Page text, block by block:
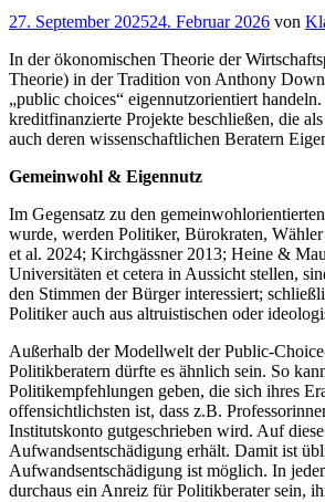
Veröffentlicht
27. September 202524. Februar 2026 von
In der ökonomischen Theorie der
Theorie) in der Tradition von Anthony
„public choices“ eigennutzorientiert
kreditfinanzierte Projekte beschließen, die
auch deren wissenschaftlichen Beratern
Gemeinwohl & Eigennutz
Im Gegensatz zu den
wurde, werden Politiker, Bürokraten,
et al. 2024; Kirchgässner 2013; Heine &
Universitäten et cetera in Aussicht stellen,
den Stimmen der Bürger interessiert;
Politiker auch aus altruistischen oder
Außerhalb der Modellwelt der Public-
Politikberatern dürfte es ähnlich sein. So
Politikempfehlungen geben, die sich ihres
offensichtlichsten ist, dass z.B.
Institutskonto gutgeschrieben wird. Auf
Aufwandsentschädigung erhält. Damit ist
Aufwandsentschädigung ist möglich. In
durchaus ein Anreiz für Politikberater sein,